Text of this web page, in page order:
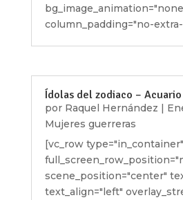
column_padding="no-extra-
Ídolas del zodiaco – Acuario
por Raquel Hernández |
Mujeres guerreras
[vc_row type="in_container"
scene_position="center"
text_align="left"